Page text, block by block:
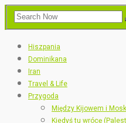
Hiszpania
Dominikana
Iran
Travel & Life
Przygoda
Między Kijowem i
Kiedyś tu wrócę